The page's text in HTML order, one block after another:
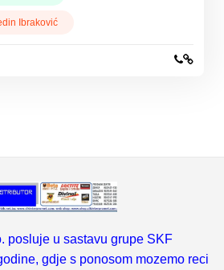
Ibraković
posluje u sastavu grupe SKF
gdje s ponosom mozemo reci